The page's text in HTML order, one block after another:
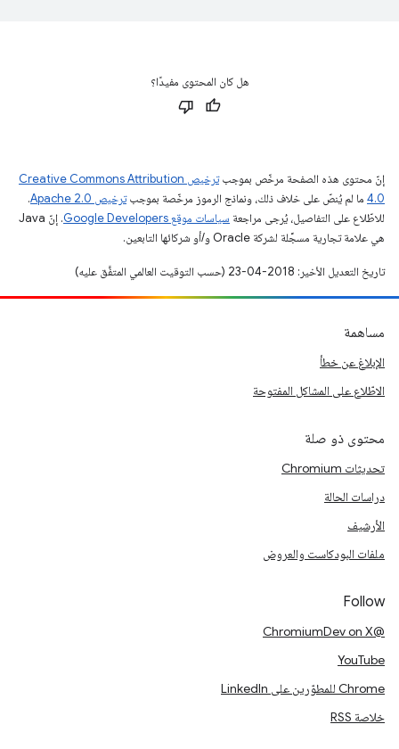
هل كان المحتوى مفيدًا؟
إنّ محتوى هذه الصفحة مرخّص بموجب
ترخيص Creative Commons Attribution
4.0‏ ما لم يُنصّ على خلاف ذلك، ونماذج الرموز مرخّصة بموجبترخيص Apache 2.0‏
.
للاطّلاع على التفاصيل، يُرجى مراجعة سياسات موقع Google Developers‏
. إنّ Java
هي علامة تجارية مسجَّلة لشركة Oracle و/أو شركائها التابعين.
تاريخ التعديل الأخير: 2018-04-23 (حسب التوقيت العالمي المتفَّق عليه)
مساهمة
الإبلاغ عن خطأ
الاطّلاع على المشاكل المفتوحة
محتوى ذو صلة
تحديثات Chromium
دراسات الحالة
الأرشيف
ملفات البودكاست والعروض
Follow
@ChromiumDev on X
YouTube
Chrome للمطوّرين على LinkedIn
خلاصة RSS